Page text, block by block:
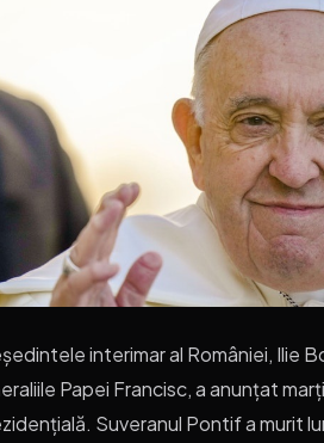
interimar al României, Ilie
Papei Francisc, a anunțat
Suveranul Pontif a murit